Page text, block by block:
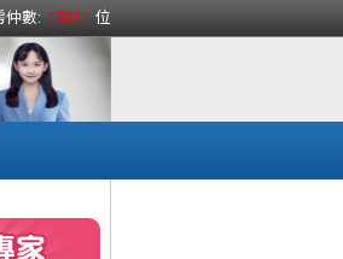
仲數: 15331 位